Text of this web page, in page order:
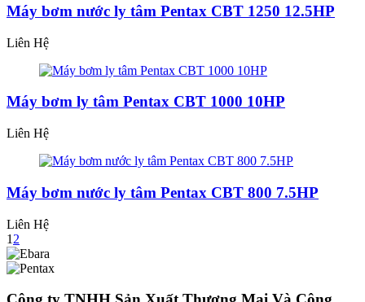
Máy bơm nước ly tâm Pentax CBT 1250 12.5HP
Liên Hệ
Máy bơm ly tâm Pentax CBT 1000 10HP
Liên Hệ
Máy bơm nước ly tâm Pentax CBT 800 7.5HP
Liên Hệ
1 2